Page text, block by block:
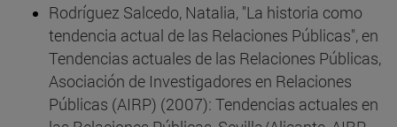
Rodríguez Salcedo, Natalia, "La historia como
tendencia actual de las Relaciones Públicas", en
Tendencias actuales de las Relaciones Públicas,
Asociación de Investigadores en Relaciones
Públicas (AIRP) (2007): Tendencias actuales en